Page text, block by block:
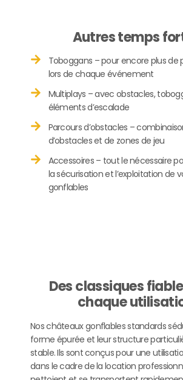
Autres temps
Toboggans – pour encore plus de
lors de chaque événement
Multiplays – avec obstacles,
éléments d’escalade
Parcours d’obstacles –
d’obstacles et de zones de jeu
Accessoires – tout le nécessaire
la sécurisation et l’exploitation de
gonflables
Des classiques
chaque
Nos châteaux gonflables standards
forme épurée et leur structure
stable. Ils sont conçus pour une
dans le cadre de la location